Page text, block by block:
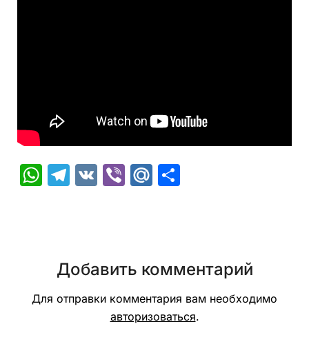
WhatsApp
Telegram
VK ViberMail.Ru
Добавить комментарий
Для отправки комментария вам необходимо
авторизоваться.